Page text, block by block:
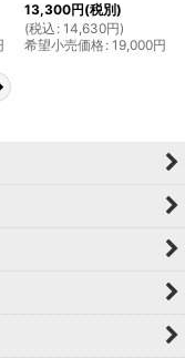
13,300円(税別)
(税込 : 14,630円)
希望小売価格: 19,000円